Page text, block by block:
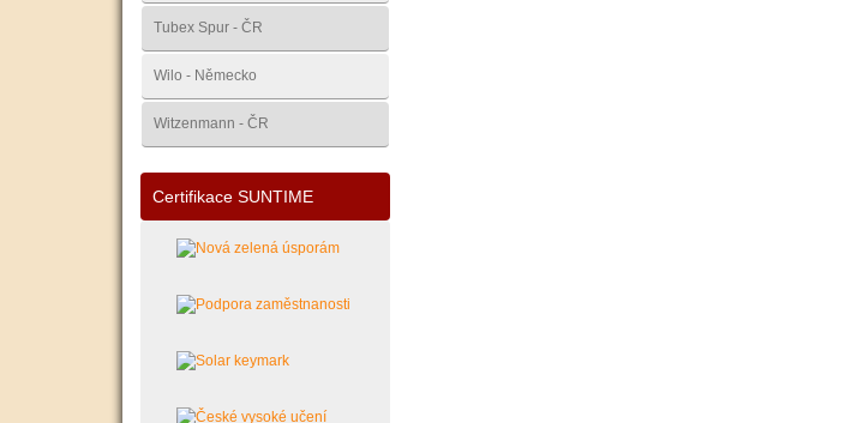
Tubex Spur - ČR
Wilo - Německo
Witzenmann - ČR
Certifikace SUNTIME